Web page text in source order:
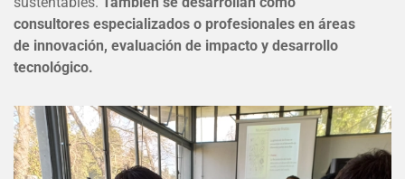
consultores especializados o profesionales en áreas
de innovación, evaluación de impacto y desarrollo
tecnológico.